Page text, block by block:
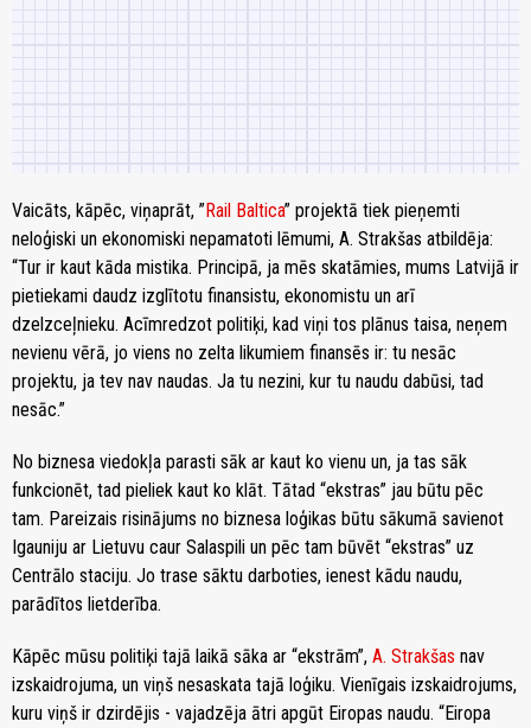
Vaicāts, kāpēc, viņaprāt, ”Rail Baltica” projektā tiek pieņemti
neloģiski un ekonomiski nepamatoti lēmumi, A. Strakšas atbildēja:
“Tur ir kaut kāda mistika. Principā, ja mēs skatāmies, mums Latvijā ir
pietiekami daudz izglītotu finansistu, ekonomistu un arī
dzelzceļnieku. Acīmredzot politiķi, kad viņi tos plānus taisa, neņem
nevienu vērā, jo viens no zelta likumiem finansēs ir: tu nesāc
projektu, ja tev nav naudas. Ja tu nezini, kur tu naudu dabūsi, tad
nesāc.”
No biznesa viedokļa parasti sāk ar kaut ko vienu un, ja tas sāk
funkcionēt, tad pieliek kaut ko klāt. Tātad “ekstras” jau būtu pēc
tam. Pareizais risinājums no biznesa loģikas būtu sākumā savienot
Igauniju ar Lietuvu caur Salaspili un pēc tam būvēt “ekstras” uz
Centrālo staciju. Jo trase sāktu darboties, ienest kādu naudu,
parādītos lietderība.
Kāpēc mūsu politiķi tajā laikā sāka ar “ekstrām”, A. Strakšas nav
izskaidrojuma, un viņš nesaskata tajā loģiku. Vienīgais izskaidrojums,
kuru viņš ir dzirdējis - vajadzēja ātri apgūt Eiropas naudu. “Eiropa